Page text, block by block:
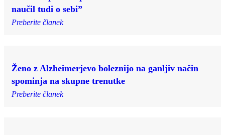
naučil tudi o sebi”
Preberite članek
Ženo z Alzheimerjevo boleznijo na ganljiv način
spominja na skupne trenutke
Preberite članek